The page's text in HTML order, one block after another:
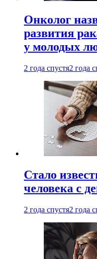
Онколог
развития
у молодых
2 года спустя2 года
Стало
человека с
2 года спустя2 года